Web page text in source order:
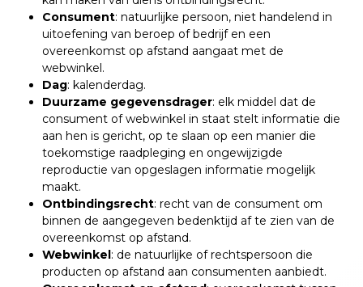
Consument: natuurlijke persoon, niet handelend in
uitoefening van beroep of bedrijf en een
overeenkomst op afstand aangaat met de
webwinkel.
Dag: kalenderdag.
Duurzame gegevensdrager: elk middel dat de
consument of webwinkel in staat stelt informatie die
aan hen is gericht, op te slaan op een manier die
toekomstige raadpleging en ongewijzigde
reproductie van opgeslagen informatie mogelijk
maakt.
Ontbindingsrecht: recht van de consument om
binnen de aangegeven bedenktijd af te zien van de
overeenkomst op afstand.
Webwinkel: de natuurlijke of rechtspersoon die
producten op afstand aan consumenten aanbiedt.